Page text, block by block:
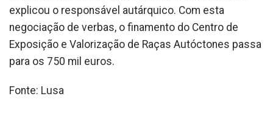
explicou o responsável autárquico. Com esta
negociação de verbas, o finamento do Centro de
Exposição e Valorização de Raças Autóctones passa
para os 750 mil euros.
Fonte: Lusa